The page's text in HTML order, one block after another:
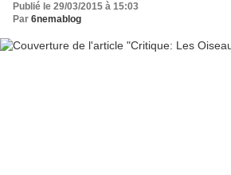
Publié le 29/03/2015 à 15:03
Par 6nemablog